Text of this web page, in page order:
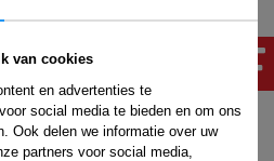
van cookies
en advertenties te
social media te bieden en om ons
Ook delen we informatie over uw
partners voor social media,